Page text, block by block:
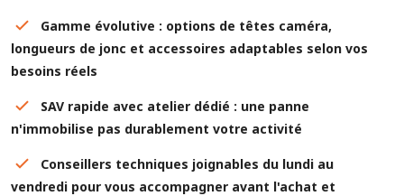
Gamme évolutive : options de têtes caméra,
longueurs de jonc et accessoires adaptables selon vos
besoins réels
SAV rapide avec atelier dédié : une panne
n'immobilise pas durablement votre activité
Conseillers techniques joignables du lundi au
vendredi pour vous accompagner avant l'achat et